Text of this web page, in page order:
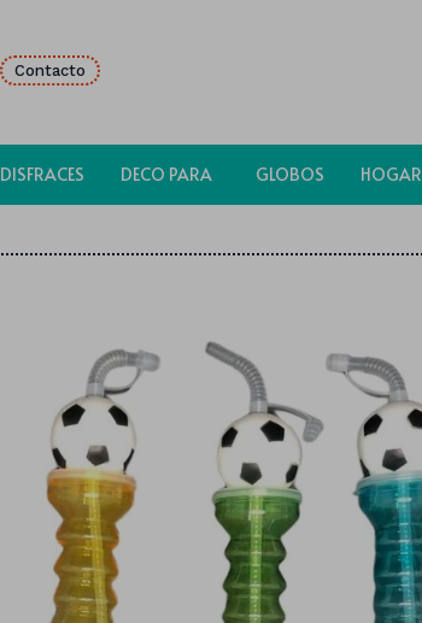
DISFRACES DECO PARA GLOBOS HOGAR
Contacto